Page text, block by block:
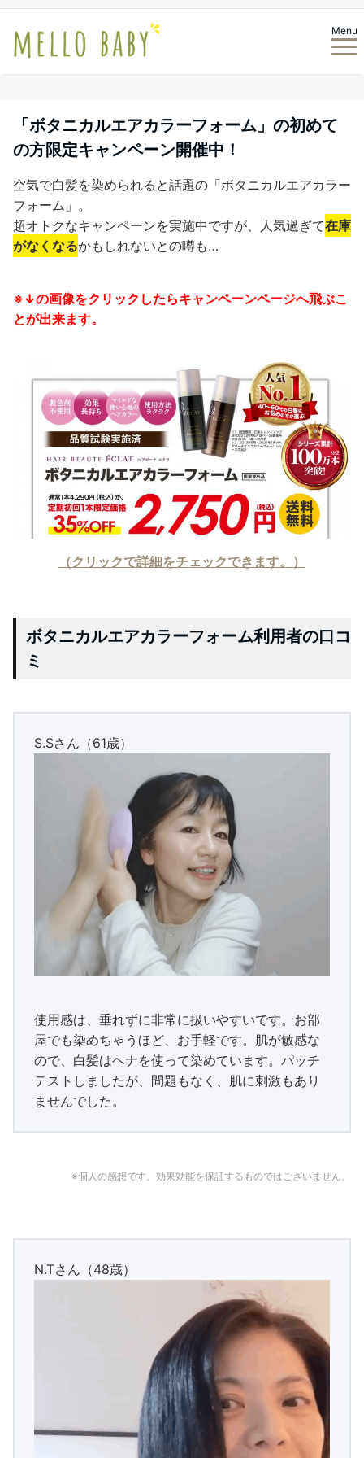
Menu
「ボタニカルエアカラーフォーム」の初めて
の方限定キャンペーン開催中！
空気で白髪を染められると話題の「ボタニカルエアカラー
フォーム」。
超オトクなキャンペーンを実施中ですが、人気過ぎて在庫
がなくなるかもしれないとの噂も…
※↓の画像をクリックしたらキャンペーンページへ飛ぶこ
とが出来ます。
（クリックで詳細をチェックできます。）
ボタニカルエアカラーフォーム利用者の口コ
ミ
S.Sさん（61歳）
使用感は、垂れずに非常に扱いやすいです。お部
屋でも染めちゃうほど、お手軽です。肌が敏感な
ので、白髪はヘナを使って染めています。パッチ
テストしましたが、問題もなく、肌に刺激もあり
ませんでした。
※個人の感想です。効果効能を保証するものではございません。
N.Tさん（48歳）